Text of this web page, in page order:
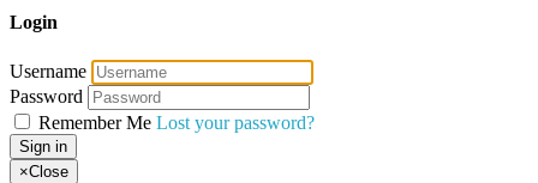
Login
Username
Password
Remember Me Lost your password?
Sign in
×Close